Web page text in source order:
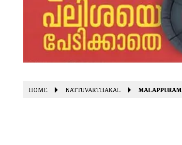
HOME NATTUVARTHAKAL MALAPPURAM